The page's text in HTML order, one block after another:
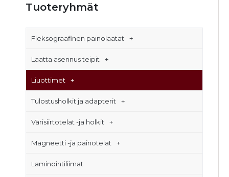
Tuoteryhmät
Fleksograafinen painolaatat
Laatta asennus teipit
Liuottimet
Tulostusholkit ja adapterit
Värisiirtotelat -ja holkit
Magneetti -ja painotelat
Laminointiliimat